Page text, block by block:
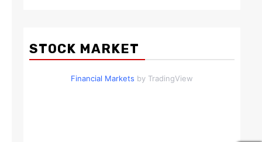
STOCK MARKET
Financial Markets by TradingView